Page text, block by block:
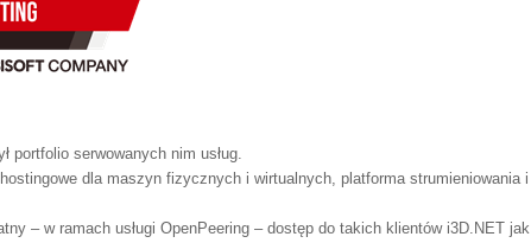
portfolio serwowanych nim usług.
dla maszyn fizycznych i wirtualnych, platforma strumieniowania i
– w ramach usługi OpenPeering – dostęp do takich klientów i3D.NET jak